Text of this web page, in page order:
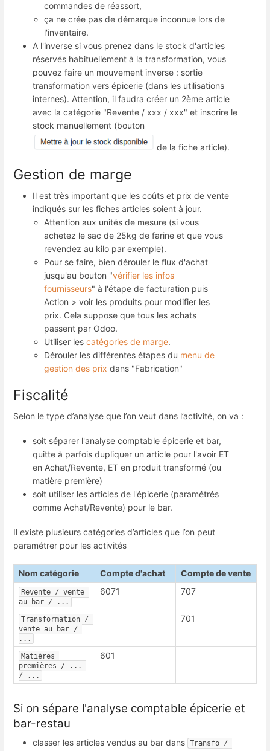
commandes de réassort,
ça ne crée pas de démarque inconnue lors de
l'inventaire.
A l'inverse si vous prenez dans le stock d'articles
réservés habituellement à la transformation, vous
pouvez faire un mouvement inverse : sortie
transformation vers épicerie (dans les utilisations
internes). Attention, il faudra créer un 2ème article
avec la catégorie "Revente / xxx / xxx" et inscrire le
stock manuellement (bouton
de la fiche article).
Gestion de marge
Il est très important que les coûts et prix de vente
indiqués sur les fiches articles soient à jour.
Attention aux unités de mesure (si vous
achetez le sac de 25kg de farine et que vous
revendez au kilo par exemple).
Pour se faire, bien dérouler le flux d'achat
jusqu'au bouton "vérifier les infos
fournisseurs" à l'étape de facturation puis
Action > voir les produits pour modifier les
prix. Cela suppose que tous les achats
passent par Odoo.
Utiliser lescatégories de marge.
Dérouler les différentes étapes du menu de
gestion des prix dans "Fabrication"
Fiscalité
Selon le type d’analyse que l’on veut dans l’activité, on va :
soit séparer l'analyse comptable épicerie et bar,
quitte à parfois dupliquer un article pour l'avoir ET
en Achat/Revente, ET en produit transformé (ou
matière première)
soit utiliser les articles de l'épicerie (paramétrés
comme Achat/Revente) pour le bar.
Il existe plusieurs catégories d’articles que l’on peut
paramétrer pour les activités
Nom catégorie Compte d'achat Compte de vente
Revente / vente
au bar / ...
6071 707
Transformation /
vente au bar /
...
701
Matières
premières / ...
/ ...
601
Si on sépare l'analyse comptable épicerie et
bar-restau
classer les articles vendus au bar dans Transfo /